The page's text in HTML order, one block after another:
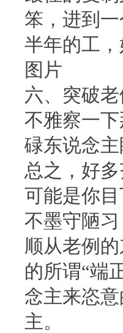
笨，进到
半年的工
图片
六、突破
不雅察一
碌东说念主
总之，好
可能是你
不墨守陋习
顺从老例
的所谓“端
念主来恣
主。